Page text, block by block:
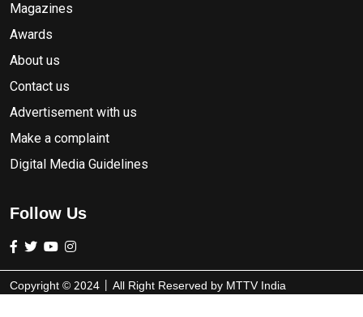
Magazines
Awards
About us
Contact us
Advertisement with us
Make a complaint
Digital Media Guidelines
Follow Us
Copyright © 2024 | All Right Reserved by MTTV India